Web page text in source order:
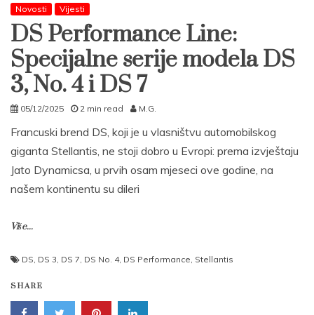
Novosti Vijesti
DS Performance Line:
Specijalne serije modela DS
3, No. 4 i DS 7
05/12/2025 2 min read M.G.
Francuski brend DS, koji je u vlasništvu automobilskog
giganta Stellantis, ne stoji dobro u Evropi: prema izvještaju
Jato Dynamicsa, u prvih osam mjeseci ove godine, na
našem kontinentu su dileri
Više...
DS, DS 3, DS 7, DS No. 4, DS Performance, Stellantis
SHARE